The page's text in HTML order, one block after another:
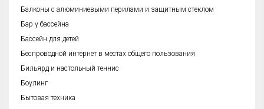
Балконы с алюминиевыми перилами и защитным стеклом
Бар у бассейна
Бассейн для детей
Беспроводной интернет в местах общего пользования
Бильярд и настольный теннис
Боулинг
Бытовая техника